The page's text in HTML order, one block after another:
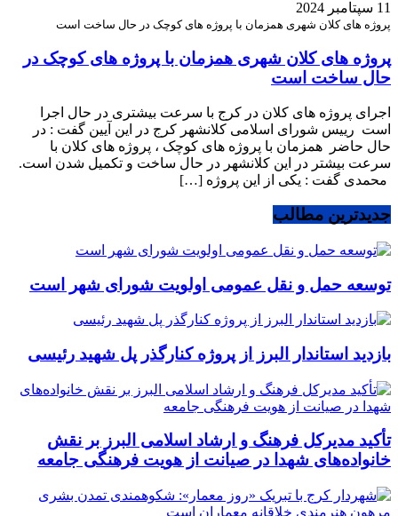
11 سپتامبر 2024
پروژه های کلان شهری همزمان با پروژه های کوچک در حال ساخت است
پروژه های کلان شهری همزمان با پروژه های کوچک در
حال ساخت است
اجرای پروژه های کلان در کرج با سرعت بیشتری در حال اجرا
است رییس شورای اسلامی کلانشهر کرج در این آیین گفت : در
حال حاضر همزمان با پروژه های کوچک ، پروژه های کلان با
سرعت بیشتر در این کلانشهر در حال ساخت و تکمیل شدن است.
محمدی گفت : یکی از این پروژه […]
جدیدترین مطالب
توسعه حمل و نقل عمومی اولویت شورای شهر است
بازدید استاندار البرز از پروژه کنارگذر پل شهید رئیسی
تأکید مدیرکل فرهنگ و ارشاد اسلامی البرز بر نقش
خانواده‌های شهدا در صیانت از هویت فرهنگی جامعه